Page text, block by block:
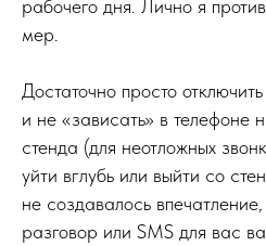
рабочего дня. Лично я
мер.
Достаточно просто
и не «зависать» в телефоне
стенда (для неотложных
уйти вглубь или выйти со
не создавалось
разговор или SMS для вас